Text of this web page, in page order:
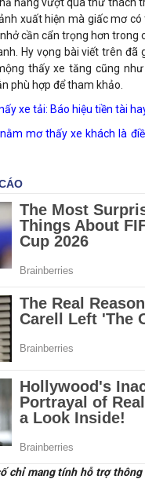
xuất hiện mà giấc mơ có
cần cẩn trọng hơn trong
Hy vọng bài viết trên đã
thấy xe tăng cũng
phù hợp để tham khảo.
xe tải: Báo hiệu tiền tài
mơ thấy xe khách là
chỉ mang tính hỗ trợ